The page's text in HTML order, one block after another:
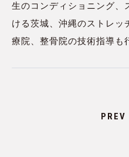
生のコンディショニング、
ける茨城、沖縄のストレッ
療院、整骨院の技術指導も
PREV